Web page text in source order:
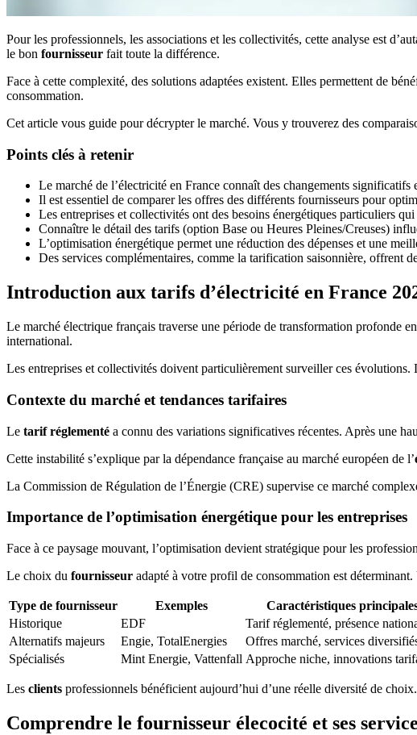
Pour les professionnels, les associations et les collectivités, cette analyse est
le bon fournisseur fait toute la différence.
Face à cette complexité, des solutions adaptées existent. Elles permettent de
consommation.
Cet article vous guide pour décrypter le marché. Vous y trouverez des
Points clés à retenir
Le marché de l’électricité en France connaît des changements significatifs
Il est essentiel de comparer les offres des différents fournisseurs pour
Les entreprises et collectivités ont des besoins énergétiques particuliers
Connaître le détail des tarifs (option Base ou Heures Pleines/Creuses)
L’optimisation énergétique permet une réduction des dépenses et une
Des services complémentaires, comme la tarification saisonnière, offrent
Introduction aux tarifs d’électricité en France
Le marché électrique français traverse une période de transformation profonde
international.
Les entreprises et collectivités doivent particulièrement surveiller ces
Contexte du marché et tendances tarifaires
Le tarif réglementé a connu des variations significatives récentes. Après une
Cette instabilité s’explique par la dépendance française au marché européen de l’
La Commission de Régulation de l’Énergie (CRE) supervise ce marché
Importance de l’optimisation énergétique pour les entreprises
Face à ce paysage mouvant, l’optimisation devient stratégique pour les
Le choix du fournisseur adapté à votre profil de consommation est
Type de fournisseur Exemples
Caractéristiques
Historique
EDF
Tarif réglementé, présence
Alternatifs majeurs
Engie, TotalEnergies
Offres marché, services
Spécialisés
Mint Energie, Vattenfall Approche niche, innovations
Les clients professionnels bénéficient aujourd’hui d’une réelle diversité de
Comprendre le fournisseur élecocité et ses